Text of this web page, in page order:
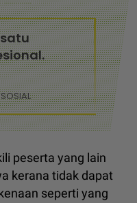
peserta yang lain
kerana tidak dapat
seperti yang